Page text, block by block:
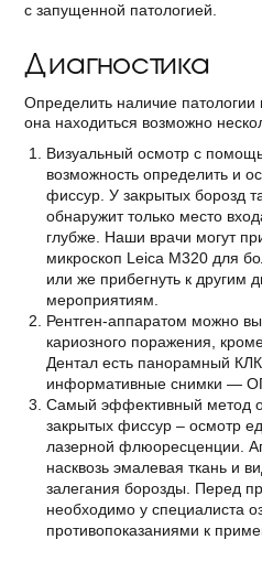
с запущенной патологией.
Диагностика
Определить наличие патологии
она находиться возможно
Визуальный осмотр с
возможность определить и
фиссур. У закрытых борозд
обнаружит только место
глубже. Наши врачи могут
микроскоп Leica М320 для
или же прибегнуть к другим
мероприятиям.
Рентген-аппаратом можно
кариозного поражения,
Дентал есть панорамный
информативные снимки —
Самый эффективный метод
закрытых фиссур – осмотр
лазерной флюоресценции.
насквозь эмалевая ткань и
залегания борозды. Перед
необходимо у специалиста
противопоказаниями к